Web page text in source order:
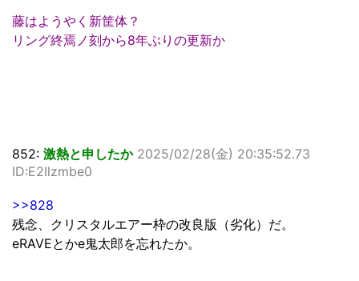
藤はようやく新筐体？
リング終焉ノ刻から8年ぶりの更新か
852: 激熱と申したか 2025/02/28(金) 20:35:52.73
ID:E2Ilzmbe0
>>828
残念、クリスタルエアー枠の改良版（劣化）だ。
eRAVEとかe鬼太郎を忘れたか。